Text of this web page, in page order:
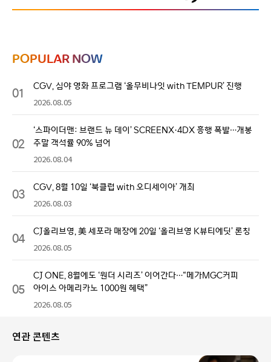
POPULAR NOW
01 CGV, 심야 영화 프로그램 ‘올무비나잇 with TEMPUR’ 진행
2026.08.05
02
‘스파이더맨: 브랜드 뉴 데이’ SCREENX·4DX 흥행 폭발…개봉
주말 객석률 90% 넘어
2026.08.04
03 CGV, 8월 10일 ‘북클럽 with 오디세이아’ 개최
2026.08.03
04 CJ올리브영, 美 세포라 매장에 20일 ‘올리브영 K뷰티에딧’ 론칭
2026.08.05
05
CJ ONE, 8월에도 ‘원더 시리즈’ 이어간다…“메가MGC커피
아이스 아메리카노 1000원 혜택”
2026.08.05
연관 콘텐츠